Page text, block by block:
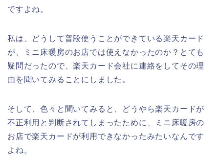
ですよね。
私は、どうして普段使うことができている楽天カード
が、ミニ床暖房のお店では使えなかったのか？とても
疑問だったので、楽天カード会社に連絡をしてその理
由を聞いてみることにしました。
そして、色々と聞いてみると、どうやら楽天カードが
不正利用と判断されてしまったために、ミニ床暖房の
お店で楽天カードが利用できなかったみたいなんです
よね。